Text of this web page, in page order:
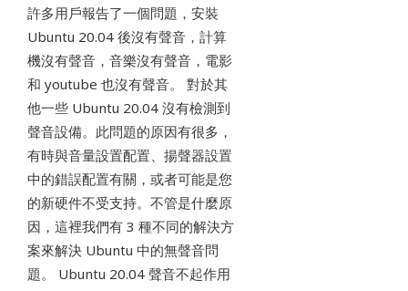
許多用戶報告了一個問題，安裝
Ubuntu 20.04 後沒有聲音，計算
機沒有聲音，音樂沒有聲音，電影
和 youtube 也沒有聲音。 對於其
他一些 Ubuntu 20.04 沒有檢測到
聲音設備。此問題的原因有很多，
有時與音量設置配置、揚聲器設置
中的錯誤配置有關，或者可能是您
的新硬件不受支持。不管是什麼原
因，這裡我們有 3 種不同的解決方
案來解決 Ubuntu 中的無聲音問
題。 Ubuntu 20.04 聲音不起作用